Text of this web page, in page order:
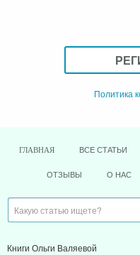
Политика
ГЛАВНАЯ ВСЕ СТАТЬИ
ОТЗЫВЫ О НАС
Книги Ольги Валяевой